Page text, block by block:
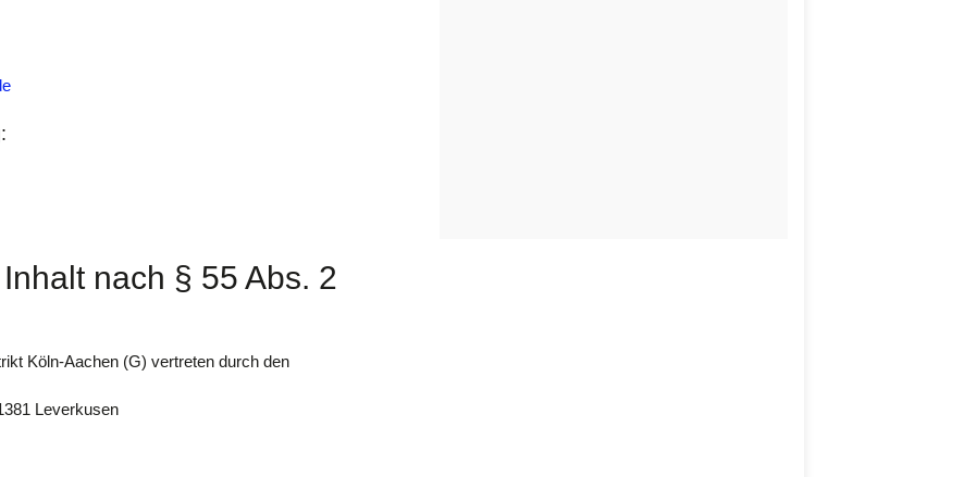
nach § 55 Abs. 2
Köln-Aachen (G) vertreten durch den
Leverkusen